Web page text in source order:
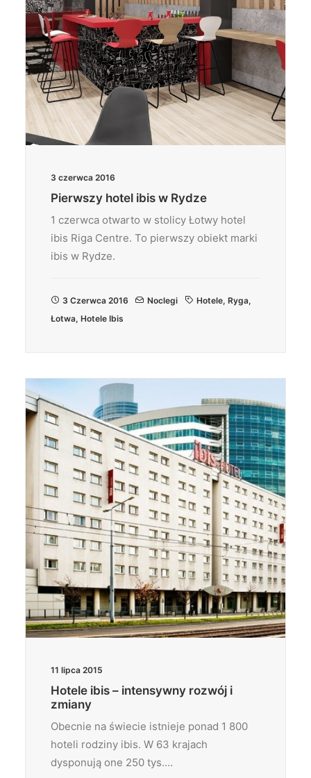
3 czerwca 2016
Pierwszy hotel ibis w Rydze
1 czerwca otwarto w stolicy Łotwy hotel
ibis Riga Centre. To pierwszy obiekt marki
ibis w Rydze.
3 Czerwca 2016 Noclegi Hotele, Ryga,
Łotwa, Hotele Ibis
11 lipca 2015
Hotele ibis – intensywny rozwój i
zmiany
Obecnie na świecie istnieje ponad 1 800
hoteli rodziny ibis. W 63 krajach
dysponują one 250 tys.…